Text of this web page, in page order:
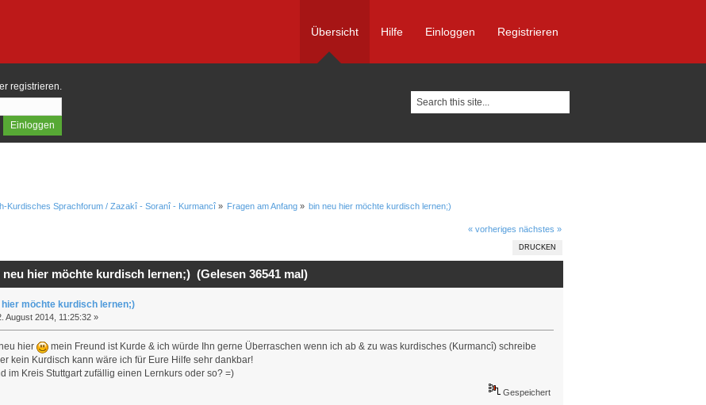
Übersicht Hilfe Einloggen Registrieren
registrieren.
Kurdisches Sprachforum / Zazakî - Soranî - Kurmancî» Fragen am Anfang» bin neu hier möchte kurdisch lernen;)
« vorheriges nächstes »
DRUCKEN
neu hier möchte kurdisch lernen;) (Gelesen 36541 mal)
hier möchte kurdisch lernen;)
August 2014, 11:25:32 »
hier
mein Freund ist Kurde & ich würde Ihn gerne Überraschen wenn ich ab & zu was kurdisches (Kurmancî) schreibe
kein Kurdisch kann wäre ich für Eure Hilfe sehr dankbar!
im Kreis Stuttgart zufällig einen Lernkurs oder so? =)
Gespeichert